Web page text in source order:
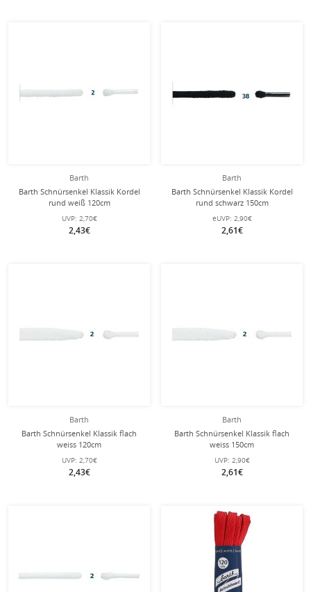
Barth
Barth Schnürsenkel Klassik Kordel
rund weiß 120cm
UVP: 2,70€
2,43€
Barth
Barth Schnürsenkel Klassik Kordel
rund schwarz 150cm
eUVP: 2,90€
2,61€
Barth
Barth Schnürsenkel Klassik flach
weiss 120cm
UVP: 2,70€
2,43€
Barth
Barth Schnürsenkel Klassik flach
weiss 150cm
UVP: 2,90€
2,61€